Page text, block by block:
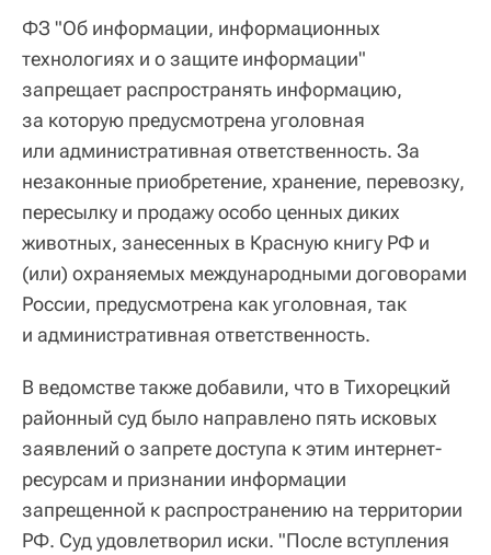
ФЗ "Об информации, информационных
технологиях и о защите информации"
запрещает распространять информацию,
за которую предусмотрена уголовная
или административная ответственность. За
незаконные приобретение, хранение, перевозку,
пересылку и продажу особо ценных диких
животных, занесенных в Красную книгу РФ и
(или) охраняемых международными договорами
России, предусмотрена как уголовная, так
и административная ответственность.
В ведомстве также добавили, что в Тихорецкий
районный суд было направлено пять исковых
заявлений о запрете доступа к этим интернет-
ресурсам и признании информации
запрещенной к распространению на территории
РФ. Суд удовлетворил иски. "После вступления